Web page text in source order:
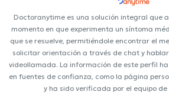
Doctoranytime es una solución integral que
momento en que experimenta un síntoma
que se resuelve, permitiéndole encontrar el
solicitar orientación a través de chat y
videollamada. La información de este perfil
en fuentes de confianza, como la página
y ha sido verificada por el equipo